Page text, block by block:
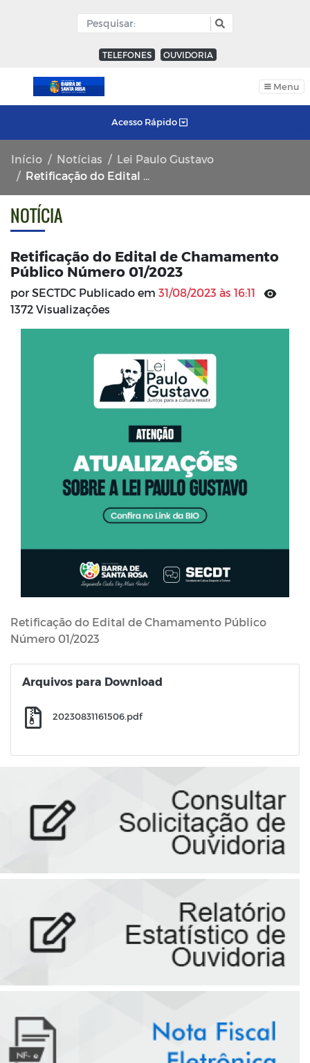
TELEFONES OUVIDORIA
Menu
Acesso Rápido
Início Notícias
Lei Paulo Gustavo
Retificação do Edital de Chamamento Público Número 01/2023
NOTÍCIA
Retificação do Edital de Chamamento
Público Número 01/2023
por SECTDC Publicado em 31/08/2023 às 16:11
1372 Visualizações
Retificação do Edital de Chamamento Público
Número 01/2023
Arquivos para Download
20230831161506.pdf